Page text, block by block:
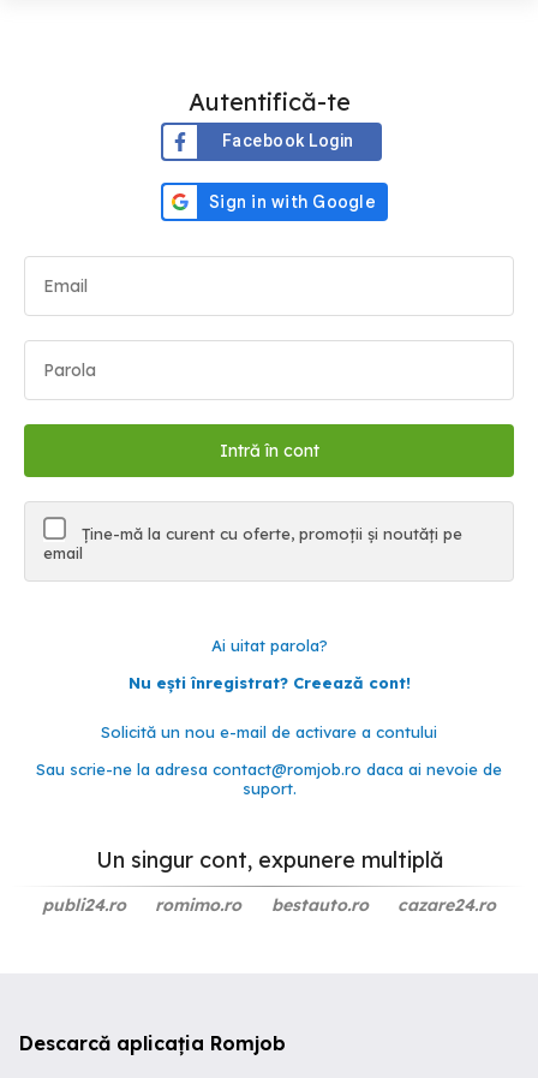
Autentifică-te
Facebook Login
Ține-mă la curent cu oferte, promoții și noutăți pe
email
Ai uitat parola?
Nu ești înregistrat? Creează cont!
Solicită un nou e-mail de activare a contului
Sau scrie-ne la adresa contact@romjob.ro daca ai nevoie de
suport.
Un singur cont, expunere multiplă
publi24.ro romimo.ro bestauto.ro cazare24.ro
Descarcă aplicația Romjob